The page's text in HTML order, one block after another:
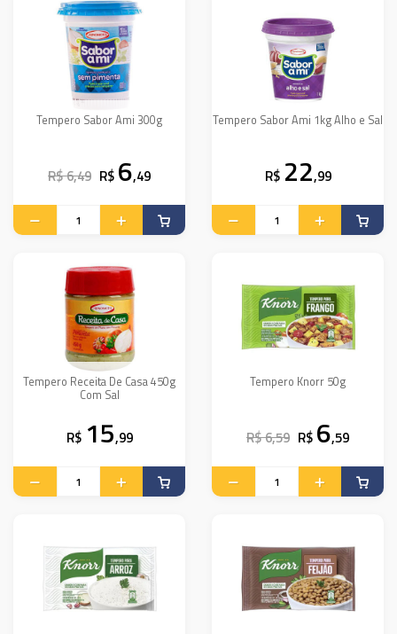
Tempero Sabor Ami 300g
R$ 6,49 R$ 6,49
Tempero Sabor Ami 1kg Alho e Sal
R$ 22,99
Tempero Receita De Casa 450g
Com Sal
R$ 15,99
Tempero Knorr 50g
R$ 6,59 R$ 6,59